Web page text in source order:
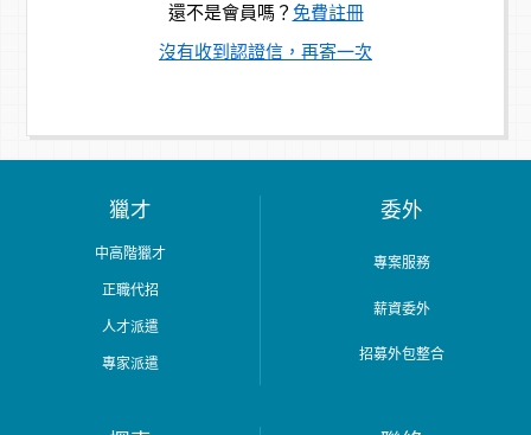
還不是會員嗎？ 免費註冊
沒有收到認證信，再寄一次
獵才
中高階獵才
正職代招
人才派遣
專家派遣
委外
專案服務
薪資委外
招募外包整合